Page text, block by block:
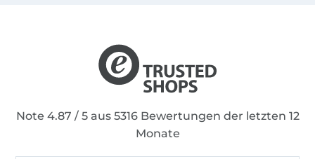
Note 4.87 / 5 aus 5316 Bewertungen der letzten 12
Monate